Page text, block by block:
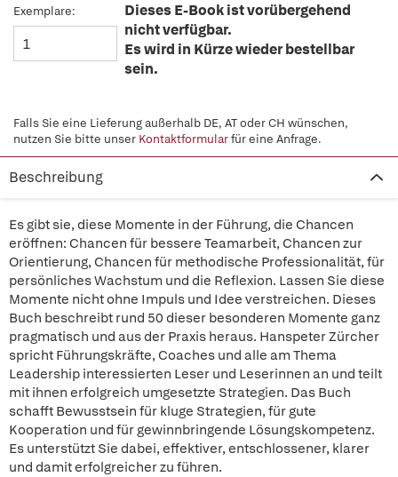
Exemplare:
Dieses E-Book ist vorübergehend
nicht verfügbar.
Es wird in Kürze wieder bestellbar
sein.
Falls Sie eine Lieferung außerhalb DE, AT oder CH wünschen,
nutzen Sie bitte unser Kontaktformularfür eine Anfrage.
Beschreibung
Es gibt sie, diese Momente in der Führung, die Chancen
eröffnen: Chancen für bessere Teamarbeit, Chancen zur
Orientierung, Chancen für methodische Professionalität, für
persönliches Wachstum und die Reflexion. Lassen Sie diese
Momente nicht ohne Impuls und Idee verstreichen. Dieses
Buch beschreibt rund 50 dieser besonderen Momente ganz
pragmatisch und aus der Praxis heraus. Hanspeter Zürcher
spricht Führungskräfte, Coaches und alle am Thema
Leadership interessierten Leser und Leserinnen an und teilt
mit ihnen erfolgreich umgesetzte Strategien. Das Buch
schafft Bewusstsein für kluge Strategien, für gute
Kooperation und für gewinnbringende Lösungskompetenz.
Es unterstützt Sie dabei, effektiver, entschlossener, klarer
und damit erfolgreicher zu führen.